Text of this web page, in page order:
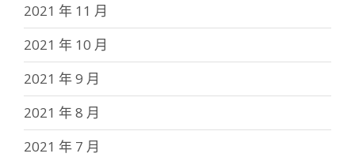
2021 年 11 月
2021 年 10 月
2021 年 9 月
2021 年 8 月
2021 年 7 月